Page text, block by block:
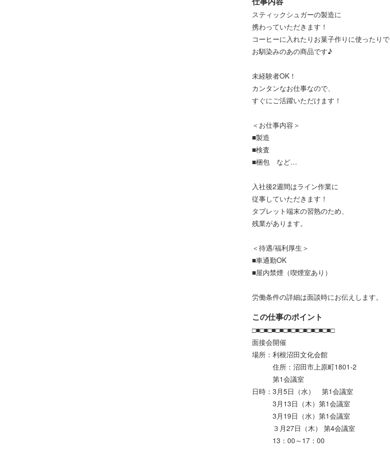
スティックシュガーの製造に
携わっていただきます！
コーヒーに入れたりお菓子作りに使ったりで
お馴染みのあの商品です♪
未経験者OK！
カンタンなお仕事なので、
すぐにご活躍いただけます！
＜お仕事内容＞
■製造
■検査
■梱包 など…
入社後2週間はライン作業に
従事していただきます！
タブレット端末の習熟のため、
残業があります。
＜待遇/福利厚生＞
■車通勤OK
■屋内禁煙（喫煙室あり）
労働条件の詳細は面談時にお伝えします。
この仕事のポイント
□■□■□■□■□■□■□■□■□■□■□
面接会開催
場所：利根沼田文化会館
住所：沼田市上原町1801-2
第1会議室
日時：3月5日（水） 第1会議室
3月13日（木）第1会議室
3月19日（水）第1会議室
３月27日（木） 第4会議室
13：00～17：00